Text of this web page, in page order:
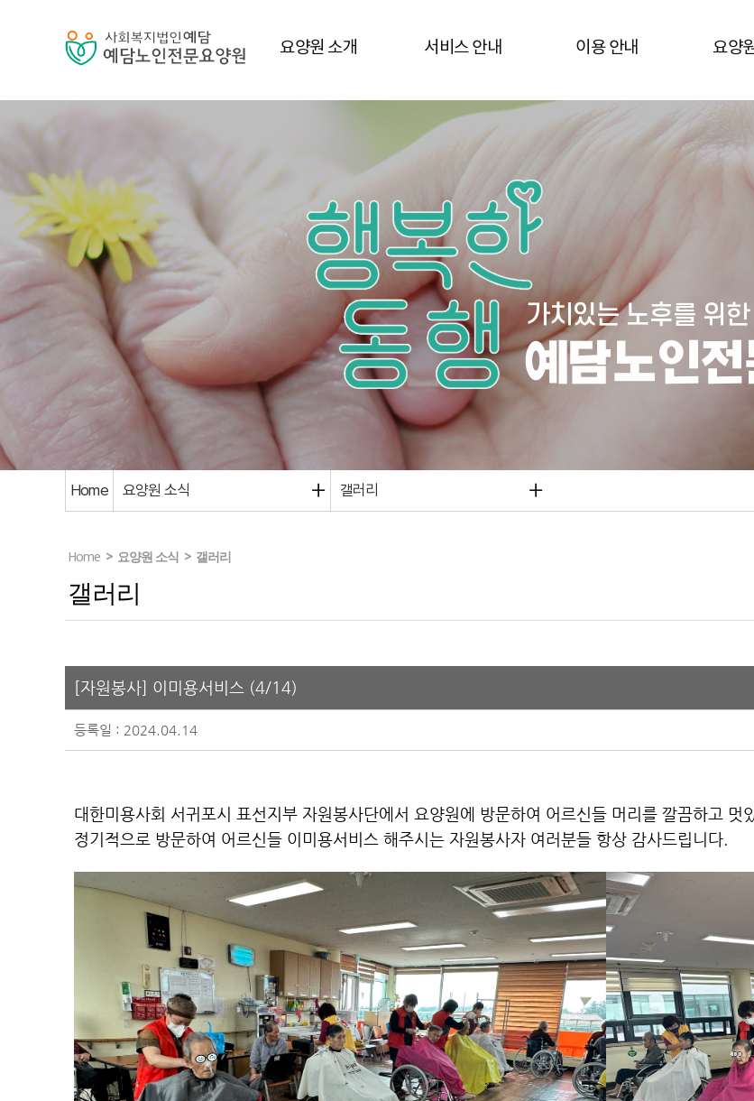
가치있는 노후를 위한
예담노인
요양원 소개 서비스 안내 이용 안내 요양
Home 요양원 소식 갤러리
Home > 요양원 소식 > 갤러리
갤러리
[자원봉사] 이미용서비스 (4/14)
등록일 : 2024.04.14
대한미용사회 서귀포시 표선지부 자원봉사단에서 요양원에 방문하여 어르신들 머리를 깔끔하고 멋
정기적으로 방문하여 어르신들 이미용서비스 해주시는 자원봉사자 여러분들 항상 감사드립니다.